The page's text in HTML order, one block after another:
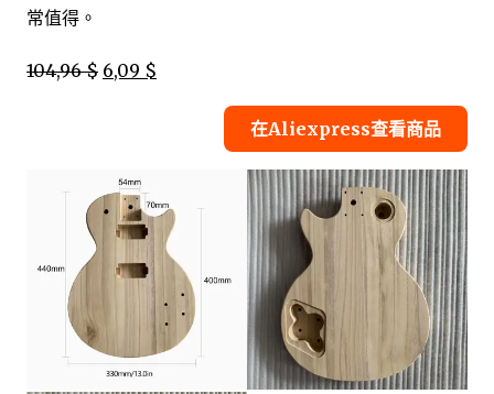
常值得。
104,96 $ 6,09 $
在Aliexpress查看商品